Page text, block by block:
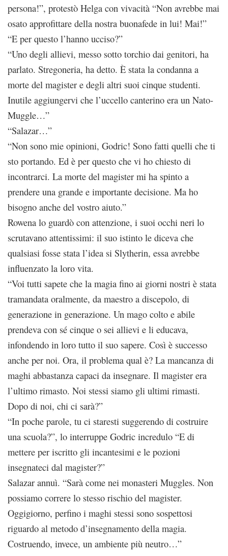
persona!”, protestò Helga con vivacità “Non avrebbe mai
osato approfittare della nostra buonafede in lui! Mai!”
“E per questo l’hanno ucciso?”
“Uno degli allievi, messo sotto torchio dai genitori, ha
parlato. Stregoneria, ha detto. È stata la condanna a
morte del magister e degli altri suoi cinque studenti.
Inutile aggiungervi che l’uccello canterino era un Nato-
Muggle…”
“Salazar…”
“Non sono mie opinioni, Godric! Sono fatti quelli che ti
sto portando. Ed è per questo che vi ho chiesto di
incontrarci. La morte del magister mi ha spinto a
prendere una grande e importante decisione. Ma ho
bisogno anche del vostro aiuto.”
Rowena lo guardò con attenzione, i suoi occhi neri lo
scrutavano attentissimi: il suo istinto le diceva che
qualsiasi fosse stata l’idea si Slytherin, essa avrebbe
influenzato la loro vita.
“Voi tutti sapete che la magia fino ai giorni nostri è stata
tramandata oralmente, da maestro a discepolo, di
generazione in generazione. Un mago colto e abile
prendeva con sé cinque o sei allievi e li educava,
infondendo in loro tutto il suo sapere. Così è successo
anche per noi. Ora, il problema qual è? La mancanza di
maghi abbastanza capaci da insegnare. Il magister era
l’ultimo rimasto. Noi stessi siamo gli ultimi rimasti.
Dopo di noi, chi ci sarà?”
“In poche parole, tu ci staresti suggerendo di costruire
una scuola?”, lo interruppe Godric incredulo “E di
mettere per iscritto gli incantesimi e le pozioni
insegnateci dal magister?”
Salazar annuì. “Sarà come nei monasteri Muggles. Non
possiamo correre lo stesso rischio del magister.
Oggigiorno, perfino i maghi stessi sono sospettosi
riguardo al metodo d’insegnamento della magia.
Costruendo, invece, un ambiente più neutro…”